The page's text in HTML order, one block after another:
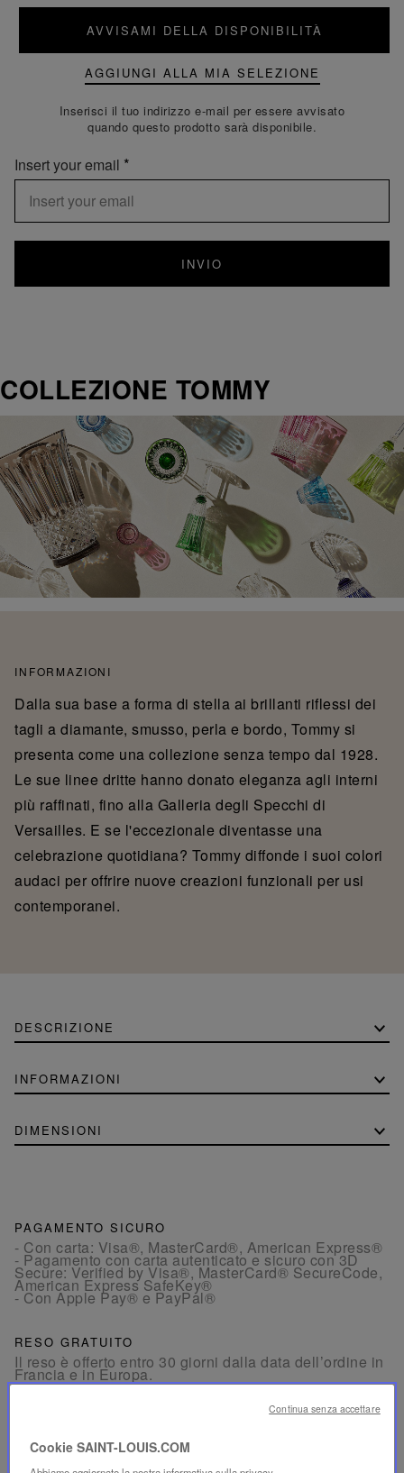
AVVISAMI DELLA DISPONIBILITÀ
AGGIUNGI ALLA MIA SELEZIONE
Inserisci il tuo indirizzo e-mail per essere avvisato
quando questo prodotto sarà disponibile.
Insert your email
INVIO
COLLEZIONE TOMMY
INFORMAZIONI
Dalla sua base a forma di stella ai brillanti riflessi dei
tagli a diamante, smusso, perla e bordo, Tommy si
presenta come una collezione senza tempo dal 1928.
Le sue linee dritte hanno donato eleganza agli interni
più raffinati, fino alla Galleria degli Specchi di
Versailles. E se l'eccezionale diventasse una
celebrazione quotidiana? Tommy diffonde i suoi colori
audaci per offrire nuove creazioni funzionali per usi
contemporanei.
DESCRIZIONE
INFORMAZIONI
DIMENSIONI
PAGAMENTO SICURO
- Con carta: Visa®, MasterCard®, American Express®
- Pagamento con carta autenticato e sicuro con 3D
Secure: Verified by Visa®, MasterCard® SecureCode,
American Express SafeKey®
- Con Apple Pay® e PayPal®
RESO GRATUITO
Il reso è offerto entro 30 giorni dalla data dell’ordine in
Francia e in Europa.
Il nostro servizio clienti è disponibile dal lunedì al
venerdì, dalle 10:00 alle 18:00.
Cookie SAINT-LOUIS.COM
Continua senza accettare